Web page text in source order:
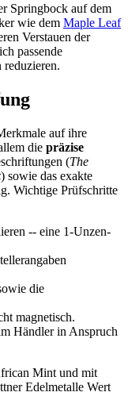
Springbock auf dem
wie dem Maple Leaf
Verstauen der
passende
auf ihre
die präzise
(The
) sowie das exakte
Wichtige Prüfschritte
-- eine 1-Unzen-
die
magnetisch.
Händler in Anspruch
Mint und mit
Edelmetalle Wert